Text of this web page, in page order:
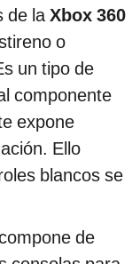
de laXbox 360
o
un tipo de
componente
expone
Ello
blancos se
de